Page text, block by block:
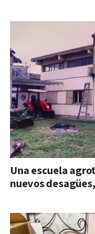
Una escuela
nuevos